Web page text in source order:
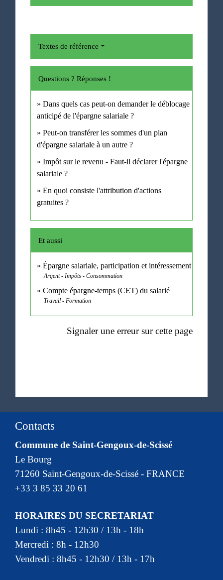
Textes de référence
Questions ? Réponses !
Dans quels cas peut-on demander le déblocage
anticipé de l'épargne salariale ?
Peut-on transférer les sommes d'un plan
d'épargne salariale à un autre ?
Impôt sur le revenu - Faut-il déclarer l'épargne
salariale ?
En quoi consiste l'attribution d'actions
gratuites ?
Et aussi
Épargne salariale, participation et intéressement
Argent - Impôts - Consommation
Compte épargne-temps (CET) du salarié
Travail - Formation
Signaler une erreur sur cette page
Contacts
Commune de Saint-Gengoux-de-Scissé
Le Bourg
71260 Saint-Gengoux-de-Scissé - FRANCE
+33 3 85 33 20 61
HORAIRES DU SECRETARIAT
Lundi : 8h45 - 12h30 / 13h - 18h
Mercredi : 8h - 12h30
Vendredi : 8h45 - 12h30 / 13h - 17h